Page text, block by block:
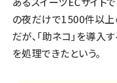
の夜だけで1500件以上
だが、「助ネコ」を導入
を処理できたという。